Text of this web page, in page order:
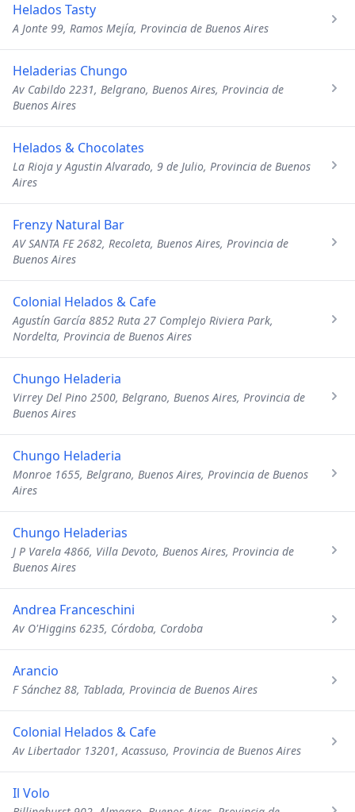
Helados Tasty
A Jonte 99, Ramos Mejía, Provincia de Buenos Aires
Heladerias Chungo
Av Cabildo 2231, Belgrano, Buenos Aires, Provincia de
Buenos Aires
Helados & Chocolates
La Rioja y Agustin Alvarado, 9 de Julio, Provincia de Buenos
Aires
Frenzy Natural Bar
AV SANTA FE 2682, Recoleta, Buenos Aires, Provincia de
Buenos Aires
Colonial Helados & Cafe
Agustín García 8852 Ruta 27 Complejo Riviera Park,
Nordelta, Provincia de Buenos Aires
Chungo Heladeria
Virrey Del Pino 2500, Belgrano, Buenos Aires, Provincia de
Buenos Aires
Chungo Heladeria
Monroe 1655, Belgrano, Buenos Aires, Provincia de Buenos
Aires
Chungo Heladerias
J P Varela 4866, Villa Devoto, Buenos Aires, Provincia de
Buenos Aires
Andrea Franceschini
Av O'Higgins 6235, Córdoba, Cordoba
Arancio
F Sánchez 88, Tablada, Provincia de Buenos Aires
Colonial Helados & Cafe
Av Libertador 13201, Acassuso, Provincia de Buenos Aires
Il Volo